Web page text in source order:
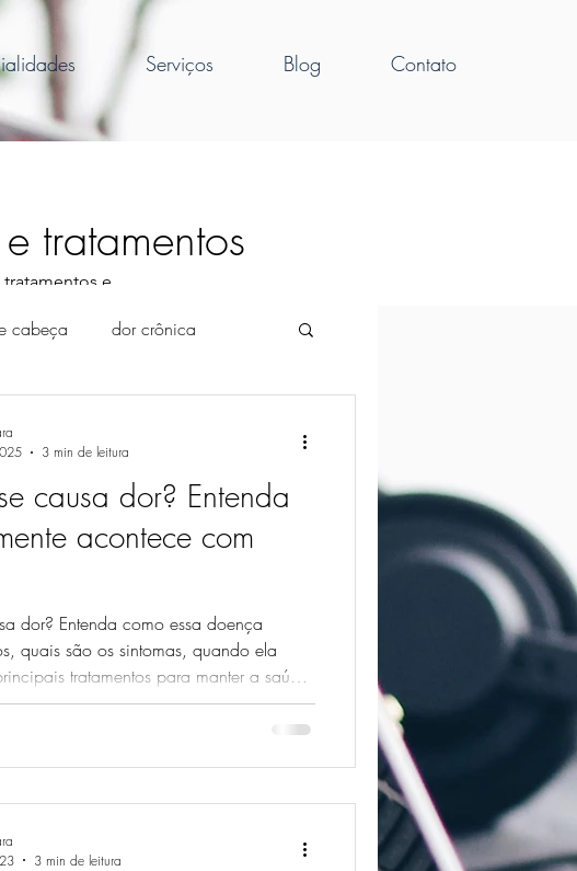
Serviços Blog Contato
tratamentos
e
cabeça dor crônica
artrite canabidiol
causa dor? Entenda
acontece com
dor? Entenda como essa doença
quais são os sintomas, quando ela
tratamentos para manter a saúde
3 min de leitura
3 min de leitura